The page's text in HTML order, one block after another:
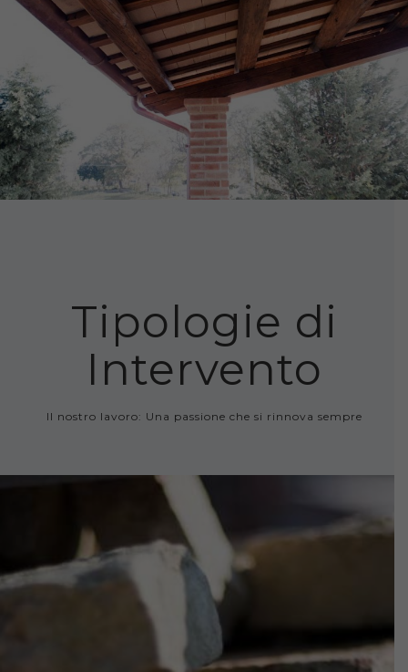
Tipologie di
Intervento
Il nostro lavoro: Una passione che si rinnova sempre